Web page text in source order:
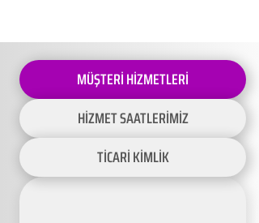
MÜŞTERİ HİZMETLERİ
HİZMET SAATLERİMİZ
TİCARİ KİMLİK